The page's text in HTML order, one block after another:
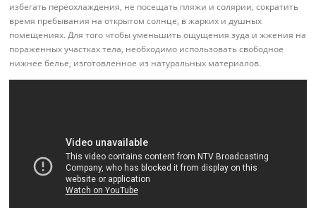
избегать переохлаждения, не посещать пляжи и солярии, сократить
время пребывания на открытом солнце, в жарких и душных
помещениях. Для того чтобы уменьшить ощущения зуда и жжения на
пораженных участках тела, необходимо использовать свободное
нижнее белье, изготовленное из натуральных материалов.